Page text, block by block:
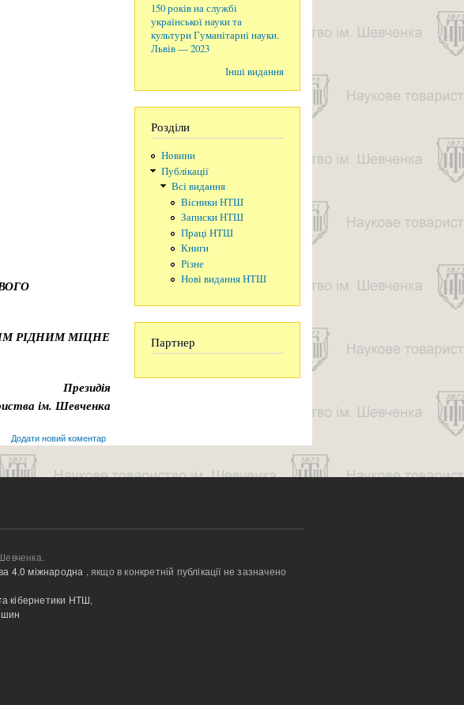
РІДНИМ МІЦНЕ
Президія
ім. Шевченка
Додати новий коментар
150 років на службі
української науки та
культури Гуманітарні науки.
Львів — 2023
Інші видання
Розділи
Новини
Публікації
Всі видання
Вісники НТШ
Записки НТШ
Праці НТШ
Книги
Різне
Нові видання НТШ
Партнер
4.0 міжнародна , якщо в конкретній публікації не зазначено
кібернетики НТШ,